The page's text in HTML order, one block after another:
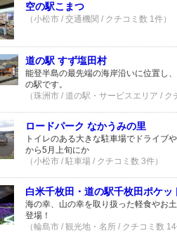
空の駅こまつ
（小松市 / 交通機関 / クチコミ数 1件）
道の駅 すず塩田村
能登半島の最先端の海岸沿いに位置し
の駅です。
（珠洲市 / 道の駅・サービスエリア / ク
ロードパーク なかうみの里
トイレのある大きな駐車場でドライブ
から5月上旬にか
（小松市 / 駐車場 / クチコミ数 3件）
白米千枚田・道の駅千枚田ポケッ
海の幸、山の幸を取り扱った軽食やお
登場！
（輪島市 / 観光地・名所 / クチコミ数 14